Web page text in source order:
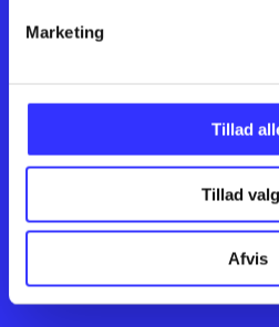
Marketing
Tillad
Tillad
Afvis
Kontakt os
English